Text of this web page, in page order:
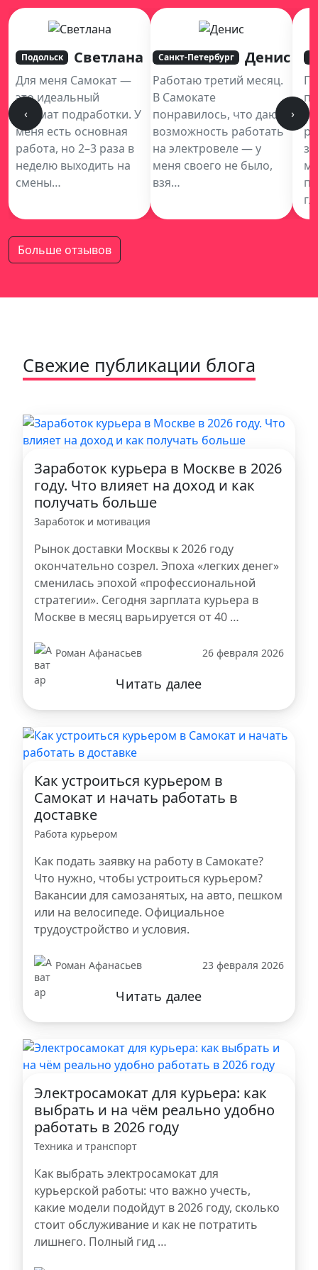
Подольск Светлана
Для меня Самокат —
это идеальный
формат подработки. У
меня есть основная
работа, но 2–3 раза в
неделю выходить на
смены…
Санкт-Петербург Денис
Работаю третий месяц.
В Самокате
понравилось, что дают
возможность работать
на электровеле — у
меня своего не было,
взя…
‹ ›
Больше отзывов
Свежие публикации блога
Заработок курьера в Москве в 2026
году. Что влияет на доход и как
получать больше
Заработок и мотивация
Рынок доставки Москвы к 2026 году
окончательно созрел. Эпоха «легких денег»
сменилась эпохой «профессиональной
стратегии». Сегодня зарплата курьера в
Москве в месяц варьируется от 40 …
Роман Афанасьев 26 февраля 2026
Читать далее
Как устроиться курьером в
Самокат и начать работать в
доставке
Работа курьером
Как подать заявку на работу в Самокате?
Что нужно, чтобы устроиться курьером?
Вакансии для самозанятых, на авто, пешком
или на велосипеде. Официальное
трудоустройство и условия.
Роман Афанасьев 23 февраля 2026
Читать далее
Электросамокат для курьера: как
выбрать и на чём реально удобно
работать в 2026 году
Техника и транспорт
Как выбрать электросамокат для
курьерской работы: что важно учесть,
какие модели подойдут в 2026 году, сколько
стоит обслуживание и как не потратить
лишнего. Полный гид …